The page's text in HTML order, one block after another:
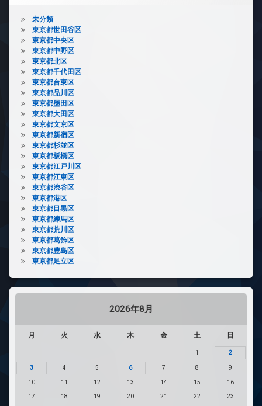
未分類
東京都世田谷区
東京都中央区
東京都中野区
東京都北区
東京都千代田区
東京都台東区
東京都品川区
東京都墨田区
東京都大田区
東京都文京区
東京都新宿区
東京都杉並区
東京都板橋区
東京都江戸川区
東京都江東区
東京都渋谷区
東京都港区
東京都目黒区
東京都練馬区
東京都荒川区
東京都葛飾区
東京都豊島区
東京都足立区
2026年8月
月 火 水 木 金 土 日
1 2
3 4 5 6 7 8 9
10 11 12 13 14 15 16
17 18 19 20 21 22 23